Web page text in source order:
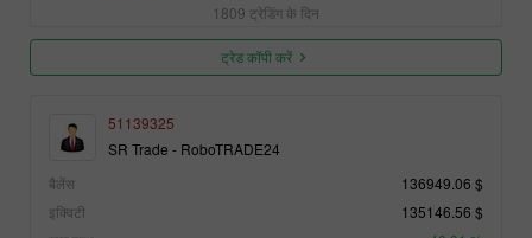
1809 ट्रेडिंग के दिन
ट्रेड कॉपी करें
51139325
SR Trade - RoboTRADE24
बैलेंस
136949.06 $
इक्विटी
135146.56 $